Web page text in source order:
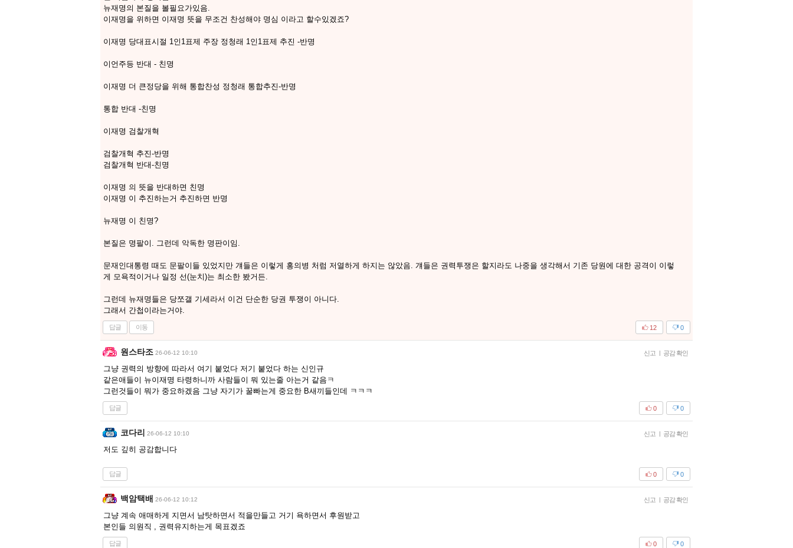
뉴재명의 본질을 볼필요가있음.
이재명을 위하면 이재명 뜻을 무조건 찬성해야 명심 이라고 할수있겠죠?
이재명 당대표시절 1인1표제 주장 정청래 1인1표제 추진 -반명
이언주등 반대 - 친명
이재명 더 큰정당을 위해 통합찬성 정청래 통합추진-반명
통합 반대 -친명
이재명 검찰개혁
검찰개혁 추진-반명
검찰개혁 반대-친명
이재명 의 뜻을 반대하면 친명
이재명 이 추진하는거 추진하면 반명
뉴재명 이 친명?
본질은 명팔이. 그런데 악독한 명판이임.
문재인대통령 때도 문팔이들 있었지만 걔들은 이렇게 홍의병 처럼 저열하게 하지는 않았음. 걔들은 권력투쟁은 할지라도 나중을 생각해서 기존 당원에 대한 공격이 이렇
게 모욕적이거나 일정 선(눈치)는 최소한 봤거든.
그런데 뉴재명들은 당쪼갤 기세라서 이건 단순한 당권 투쟁이 아니다.
그래서 간첩이라는거야.
답글 이동 0
12
원스타조 26-06-12 10:10 신고 | 공감 확인
그냥 권력의 방향에 따라서 여기 붙었다 저기 붙었다 하는 신인규
같은애들이 뉴이재명 타령하니까 사람들이 뭐 있는줄 아는거 같음ㅋ
그런것들이 뭐가 중요하겠음 그냥 자기가 꿀빠는게 중요한 B새끼들인데 ㅋㅋㅋ
답글 0
0
코다리 26-06-12 10:10 신고 | 공감 확인
저도 깊히 공감합니다
답글 0
0
백암택배 26-06-12 10:12 신고 | 공감 확인
그냥 계속 애매하게 지면서 남탓하면서 적을만들고 거기 욕하면서 후원받고
본인들 의원직 , 권력유지하는게 목표겠죠
답글 0
0